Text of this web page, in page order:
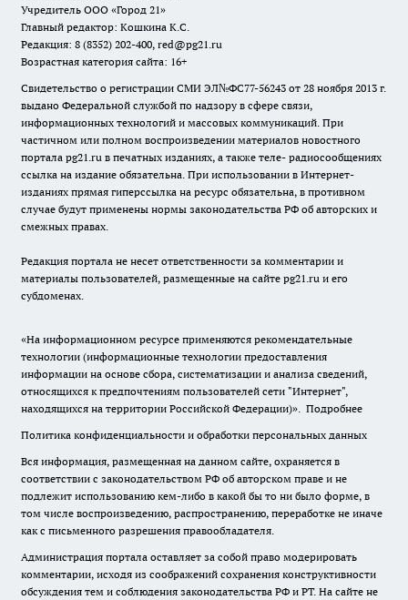
Учредитель ООО «Город 21»
Главный редактор: Кошкина К.С.
Редакция: 8 (8352) 202-400, red@pg21.ru
Возрастная категория сайта: 16+
Свидетельство о регистрации СМИ ЭЛ№ФС77-56243 от 28 ноября 2013 г.
выдано Федеральной службой по надзору в сфере связи,
информационных технологий и массовых коммуникаций. При
частичном или полном воспроизведении материалов новостного
портала pg21.ru в печатных изданиях, а также теле- радиосообщениях
ссылка на издание обязательна. При использовании в Интернет-
изданиях прямая гиперссылка на ресурс обязательна, в противном
случае будут применены нормы законодательства РФ об авторских и
смежных правах.
Редакция портала не несет ответственности за комментарии и
материалы пользователей, размещенные на сайте pg21.ru и его
субдоменах.
«На информационном ресурсе применяются рекомендательные
технологии (информационные технологии предоставления
информации на основе сбора, систематизации и анализа сведений,
относящихся к предпочтениям пользователей сети "Интернет",
находящихся на территории Российской Федерации)». Подробнее
Политика конфиденциальности и обработки персональных данных
Вся информация, размещенная на данном сайте, охраняется в
соответствии с законодательством РФ об авторском праве и не
подлежит использованию кем-либо в какой бы то ни было форме, в
том числе воспроизведению, распространению, переработке не иначе
как с письменного разрешения правообладателя.
Администрация портала оставляет за собой право модерировать
комментарии, исходя из соображений сохранения конструктивности
обсуждения тем и соблюдения законодательства РФ и РТ. На сайте не